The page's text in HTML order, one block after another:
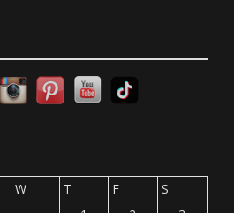
W T F
S